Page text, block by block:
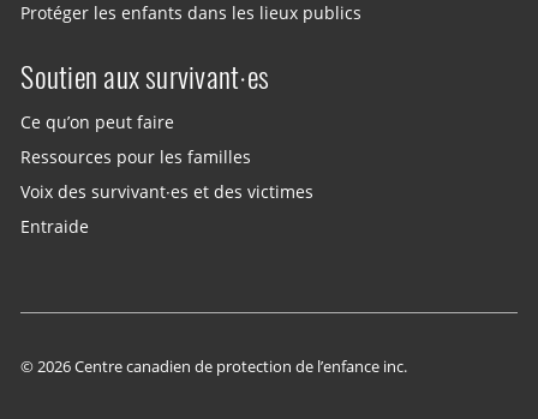
Protéger les enfants dans les lieux publics
Soutien aux survivant·es
Ce qu’on peut faire
Ressources pour les familles
Voix des survivant·es et des victimes
Entraide
© 2026 Centre canadien de protection de l’enfance inc.